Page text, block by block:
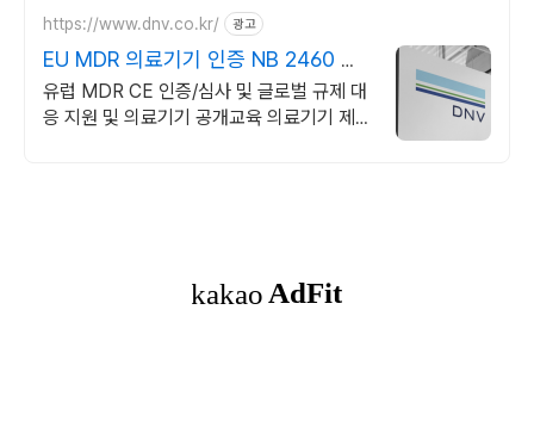
https://www.dnv.co.kr/ 광고
EU MDR 의료기기 인증 NB 2460 공
식 인증기관
유럽 MDR CE 인증/심사 및 글로벌 규제 대
응 지원 및 의료기기 공개교육 의료기기 제조